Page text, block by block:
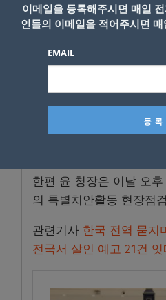
이에 윤희근 경찰청장은
를 통해 흉악 범죄에 대응
에 경력 1만2000여명을
또 급박한 흉기난동 범죄
용하고, 흉기소지 의심자
한편 윤 청장은 이날 오
의 특별치안활동 현장점
관련기사 한국 전역 묻지
전국서 살인 예고 21건
이메일을 등록해주시면 매일
인들의 이메일을 적어주시면
EMAIL